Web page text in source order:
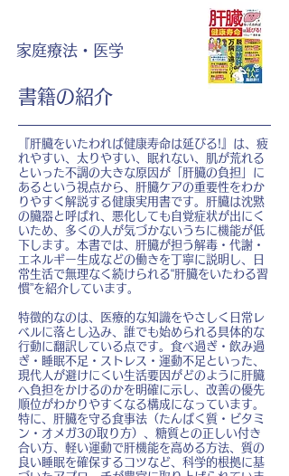
家庭療法・医学
書籍の紹介
『肝臓をいたわれば健康寿命は延びる!』は、疲
れやすい、太りやすい、眠れない、肌が荒れる
といった不調の大きな原因が「肝臓の負担」に
あるという視点から、肝臓ケアの重要性をわか
りやすく解説する健康実用書です。肝臓は沈黙
の臓器と呼ばれ、悪化しても自覚症状が出にく
いため、多くの人が気づかないうちに機能が低
下します。本書では、肝臓が担う解毒・代謝・
エネルギー生成などの働きを丁寧に説明し、日
常生活で無理なく続けられる“肝臓をいたわる習
慣”を紹介しています。
特徴的なのは、医療的な知識をやさしく日常レ
ベルに落とし込み、誰でも始められる具体的な
行動に翻訳している点です。食べ過ぎ・飲み過
ぎ・睡眠不足・ストレス・運動不足といった、
現代人が避けにくい生活要因がどのように肝臓
へ負担をかけるのかを明確に示し、改善の優先
順位がわかりやすくなる構成になっています。
特に、肝臓を守る食事法（たんぱく質・ビタミ
ン・オメガ3の取り方）、糖質との正しい付き
合い方、軽い運動で肝機能を高める方法、質の
良い睡眠を確保するコツなど、科学的根拠に基